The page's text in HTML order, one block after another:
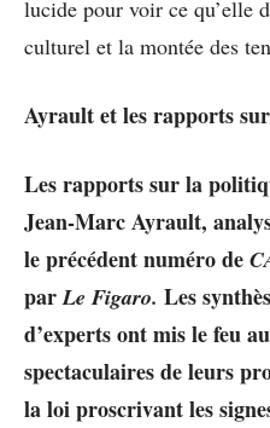
lucide pour voir ce qu’elle
culturel et la montée des
Ayrault et les rapports
Les rapports sur la
Jean-Marc Ayrault,
le précédent numéro de
parLe Figaro. Les
d’experts ont mis le feu
spectaculaires de leurs
la loi proscrivant les